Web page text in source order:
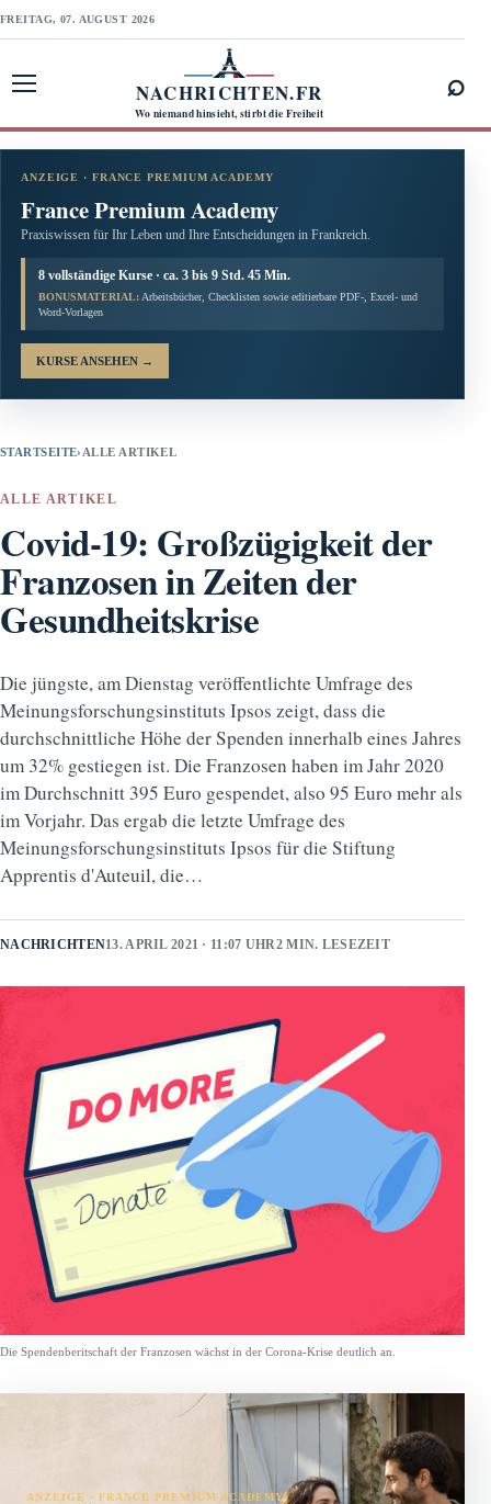
FREITAG, 07. AUGUST 2026
NACHRICHTEN.FR
Wo niemand hinsieht, stirbt die Freiheit
⌕
ANZEIGE · FRANCE PREMIUM ACADEMY
France Premium Academy
Praxiswissen für Ihr Leben und Ihre Entscheidungen in Frankreich.
8 vollständige Kurse · ca. 3 bis 9 Std. 45 Min.
BONUSMATERIAL: Arbeitsbücher, Checklisten sowie editierbare PDF-, Excel- und
Word-Vorlagen
KURSE ANSEHEN →
STARTSEITE› ALLE ARTIKEL
ALLE ARTIKEL
Covid-19: Großzügigkeit der
Franzosen in Zeiten der
Gesundheitskrise
Die jüngste, am Dienstag veröffentlichte Umfrage des
Meinungsforschungsinstituts Ipsos zeigt, dass die
durchschnittliche Höhe der Spenden innerhalb eines Jahres
um 32% gestiegen ist. Die Franzosen haben im Jahr 2020
im Durchschnitt 395 Euro gespendet, also 95 Euro mehr als
im Vorjahr. Das ergab die letzte Umfrage des
Meinungsforschungsinstituts Ipsos für die Stiftung
Apprentis d'Auteuil, die…
NACHRICHTEN13. APRIL 2021 · 11:07 UHR2 MIN. LESEZEIT
Die Spendenberitschaft der Franzosen wächst in der Corona-Krise deutlich an.
ANZEIGE · FRANCE PREMIUM ACADEMY